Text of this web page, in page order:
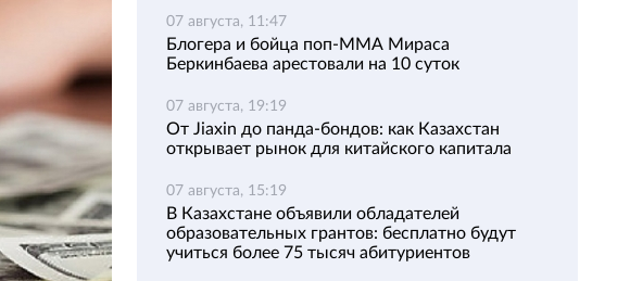
07 августа, 11:47
Блогера и бойца поп-ММА Мираса
Беркинбаева арестовали на 10 суток
07 августа, 19:19
От Jiaxin до панда-бондов: как Казахстан
открывает рынок для китайского капитала
07 августа, 15:19
В Казахстане объявили обладателей
образовательных грантов: бесплатно будут
учиться более 75 тысяч абитуриентов